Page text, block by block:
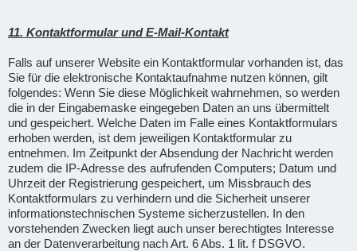
11. Kontaktformular und E-Mail-Kontakt
Falls auf unserer Website ein Kontaktformular vorhanden ist, das
Sie für die elektronische Kontaktaufnahme nutzen können, gilt
folgendes: Wenn Sie diese Möglichkeit wahrnehmen, so werden
die in der Eingabemaske eingegeben Daten an uns übermittelt
und gespeichert. Welche Daten im Falle eines Kontaktformulars
erhoben werden, ist dem jeweiligen Kontaktformular zu
entnehmen. Im Zeitpunkt der Absendung der Nachricht werden
zudem die IP-Adresse des aufrufenden Computers; Datum und
Uhrzeit der Registrierung gespeichert, um Missbrauch des
Kontaktformulars zu verhindern und die Sicherheit unserer
informationstechnischen Systeme sicherzustellen. In den
vorstehenden Zwecken liegt auch unser berechtigtes Interesse
an der Datenverarbeitung nach Art. 6 Abs. 1 lit. f DSGVO.